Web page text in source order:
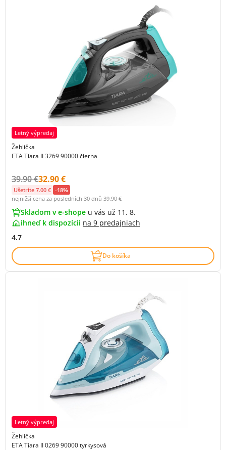
Letný výpredaj
Žehlička
ETA Tiara II 3269 90000 čierna
Původní cena s DPH:
39.90 €Cena s DPH:
32.90 €
Ušetríte 7.00 € -18%
nejnižší cena za posledních 30 dnů 39.90 €
Skladom v e-shope u vás už 11. 8.
ihneď k dispozícii na 9 predajniach
4.7
Do košíka
Letný výpredaj
Žehlička
ETA Tiara II 0269 90000 tyrkysová